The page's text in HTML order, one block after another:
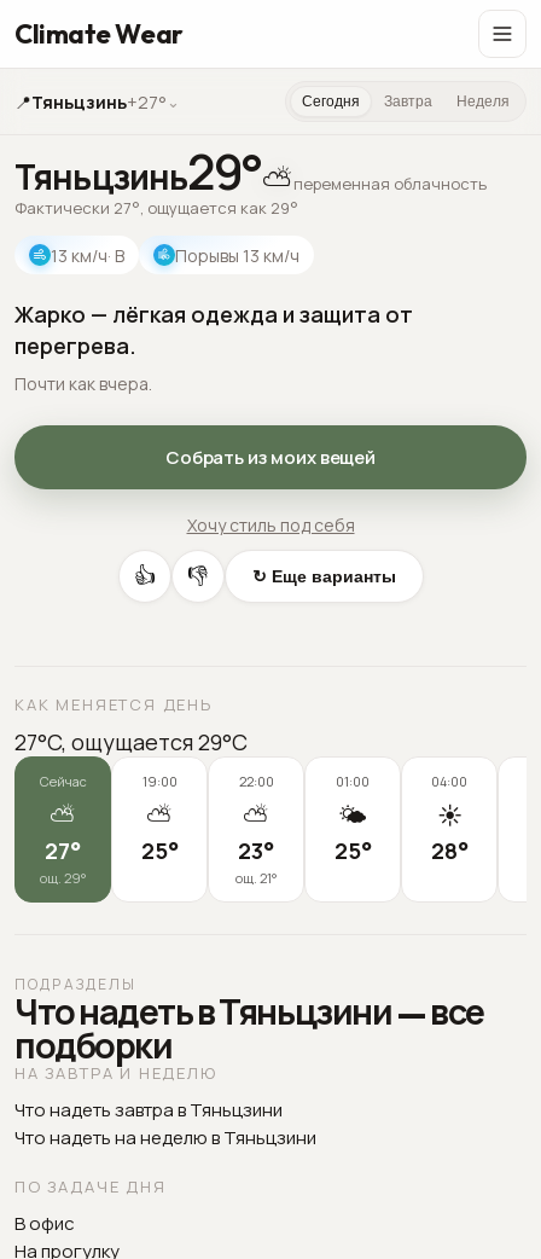
Climate Wear
📍Тяньцзинь+27° ⌄ Сегодня Завтра Неделя
Тяньцзинь29°⛅переменная облачность
Фактически 27°, ощущается как 29°
13 км/ч· В Порывы 13 км/ч
Жарко — лёгкая одежда и защита от
перегрева.
Почти как вчера.
Собрать из моих вещей
Хочу стиль под себя
👍 👎 ↻ Еще варианты
КАК МЕНЯЕТСЯ ДЕНЬ
27°C, ощущается 29°C
Сейчас
⛅
27°
ощ. 29°
19:00
⛅
25°
22:00
⛅
23°
ощ. 21°
01:00
🌤️
25°
04:00
☀️
28°
ПОДРАЗДЕЛЫ
Что надеть в Тяньцзини — все
подборки
НА ЗАВТРА И НЕДЕЛЮ
Что надеть завтра в Тяньцзини
Что надеть на неделю в Тяньцзини
ПО ЗАДАЧЕ ДНЯ
В офис
На прогулку